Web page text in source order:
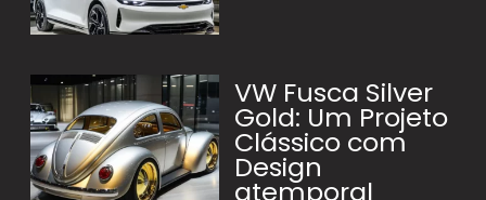
VW Fusca Silver
Gold: Um Projeto
Clássico com
Design
atemporal